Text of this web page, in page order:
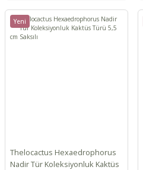
Yeni
Thelocactus Hexaedrophorus
Nadir Tür Koleksiyonluk Kaktüs